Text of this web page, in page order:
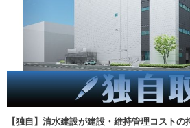
【独自】清水建設が建設・維持管理コスト